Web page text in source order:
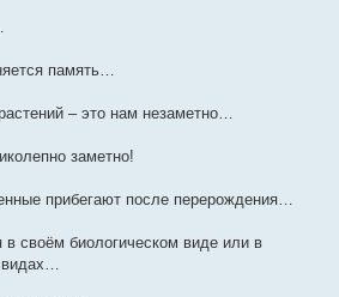
память…
– это нам незаметно…
заметно!
прибегают после перерождения…
своём биологическом виде или в
видах…